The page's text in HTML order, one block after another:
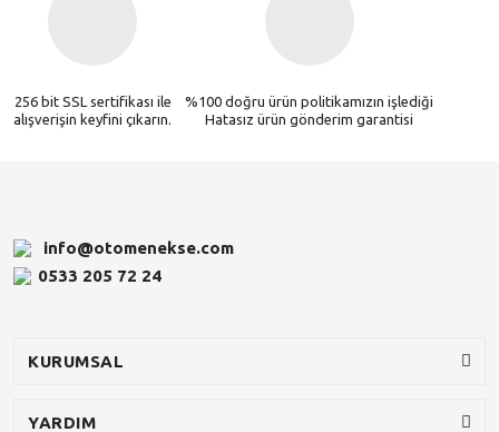
256 bit SSL sertifikası ile
alışverişin keyfini çıkarın.
%100 doğru ürün politikamızın işlediği
Hatasız ürün gönderim garantisi
info@otomenekse.com
0533 205 72 24
KURUMSAL
YARDIM